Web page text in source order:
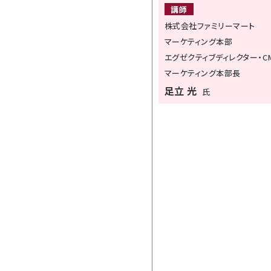
講師
株式会社ファミリーマート
マーケティング本部
エグゼクティブディレクター・
マーケティング本部長
足立 光 氏